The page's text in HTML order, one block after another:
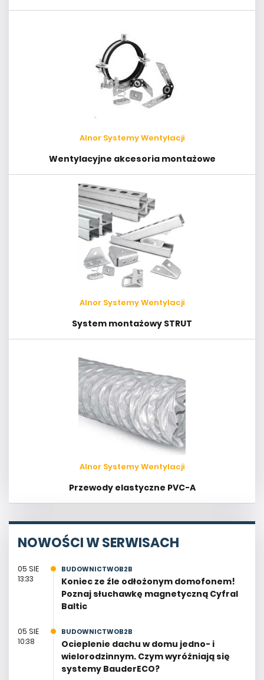
Alnor Systemy Wentylacji
Wentylacyjne akcesoria montażowe
Alnor Systemy Wentylacji
System montażowy STRUT
Alnor Systemy Wentylacji
Przewody elastyczne PVC-A
NOWOŚCI W SERWISACH
05 SIE
13:33
BUDOWNICTWOB2B
Koniec ze źle odłożonym domofonem!
Poznaj słuchawkę magnetyczną Cyfral
Baltic
05 SIE
10:38
BUDOWNICTWOB2B
Ocieplenie dachu w domu jedno- i
wielorodzinnym. Czym wyróżniają się
systemy BauderECO?